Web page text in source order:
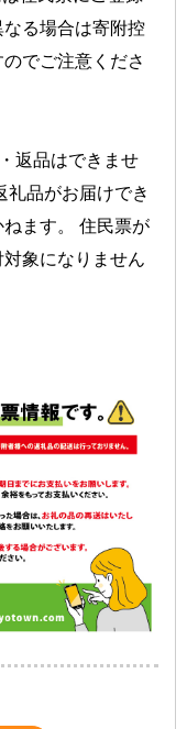
る場合は寄附控
でご注意くださ
返品はできませ
礼品がお届けでき
ます。 住民票が
象になりません